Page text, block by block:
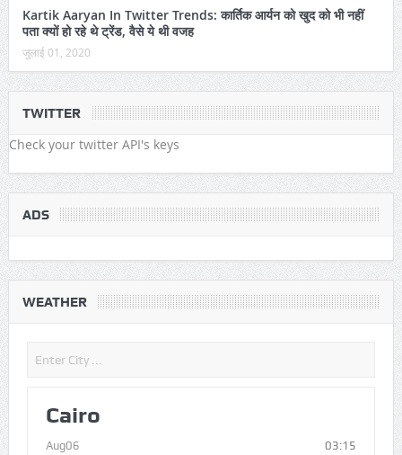
Kartik Aaryan In Twitter Trends: कार्तिक आर्यन को खुद को भी नहीं
पता क्यों हो रहे थे ट्रेंड, वैसे ये थी वजह
जुलाई 01, 2020
TWITTER
Check your twitter API's keys
ADS
WEATHER
Cairo
Aug06 03:15